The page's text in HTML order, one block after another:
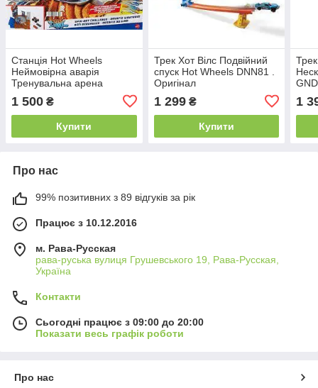
Станція Hot Wheels
Неймовірна аварія
Тренувальна арена
1 500 ₴
Купити
Трек Хот Вілс Подвійний
спуск Hot Wheels DNN81 .
Оригінал
1 299₴
Купити
1
Про нас
99% позитивних з 89 відгуків за рік
Працює з 10.12.2016
м. Рава-Русская
рава-руська вулиця Грушевського 19, Рава-Русская,
Україна
Контакти
Сьогодні працює з 09:00 до 20:00
Показати весь графік роботи
Про нас